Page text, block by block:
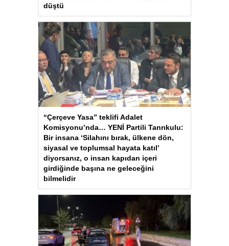
düştü
“Çerçeve Yasa” teklifi Adalet
Komisyonu’nda… YENİ Partili Tanrıkulu:
Bir insana ‘Silahını bırak, ülkene dön,
siyasal ve toplumsal hayata katıl’
diyorsanız, o insan kapıdan içeri
girdiğinde başına ne geleceğini
bilmelidir